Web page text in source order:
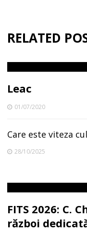
RELATED
Leac
01/07/2020
Care este viteza
28/10/2025
FITS 2026: C.
război